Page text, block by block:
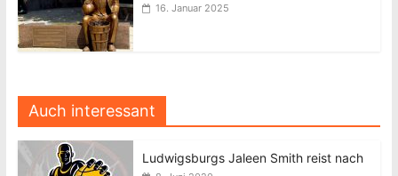
16. Januar 2025
Auch interessant
Ludwigsburgs Jaleen Smith reist nach